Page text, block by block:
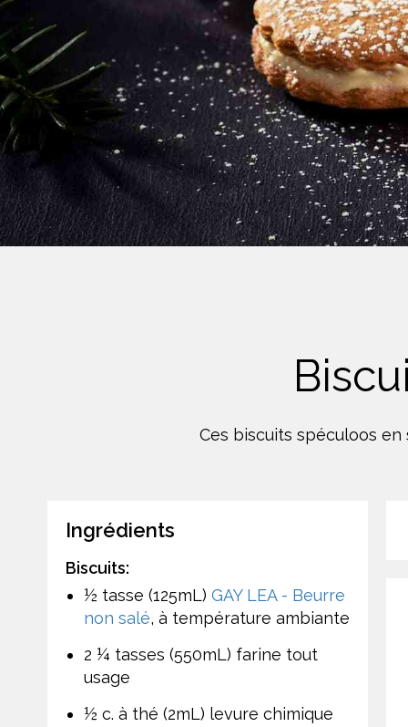
Desserts
Boissons
Biscuits
Yogourt
Ces biscuits spéculoos en
Ingrédients
Biscuits:
½ tasse (125mL) GAY LEA - Beurre
non salé, à température ambiante
2 ¼ tasses (550mL) farine tout
usage
½ c. à thé (2mL) levure chimique